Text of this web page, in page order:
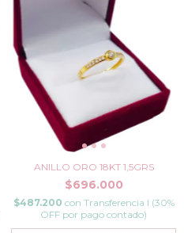
ANILLO ORO 18KT 1,5GRS
$696.000
$487.200 con Transferencia I (30%
OFF por pago contado)